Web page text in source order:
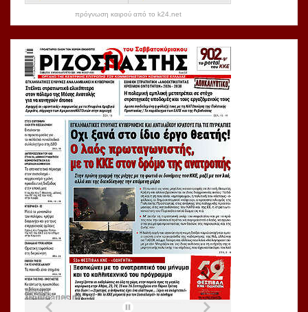
πρόγνωση καιρού από το k24.net